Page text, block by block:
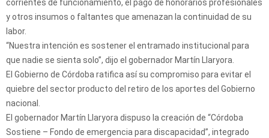
corrientes de funcionamiento, el pago de honorarios profesionales
y otros insumos o faltantes que amenazan la continuidad de su
labor.
“Nuestra intención es sostener el entramado institucional para
que nadie se sienta solo”, dijo el gobernador Martín Llaryora.
El Gobierno de Córdoba ratifica así su compromiso para evitar el
quiebre del sector producto del retiro de los aportes del Gobierno
nacional.
El gobernador Martín Llaryora dispuso la creación de “Córdoba
Sostiene – Fondo de emergencia para discapacidad”, integrado